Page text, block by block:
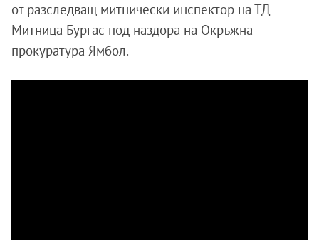
от разследващ митнически инспектор на ТД
Митница Бургас под наздора на Окръжна
прокуратура Ямбол.